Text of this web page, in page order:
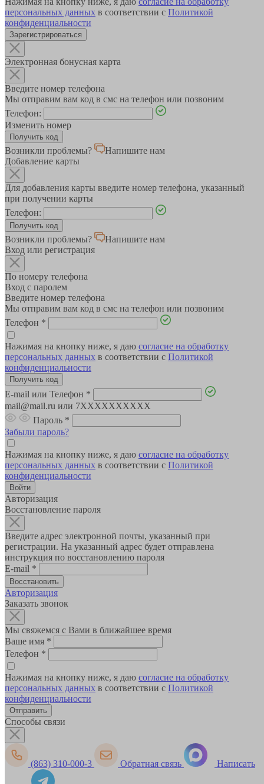
персональных данных в соответствии с Политикой
конфиденциальности
Зарегистрироваться
Электронная бонусная карта
Введите номер телефона
Мы отправим вам код в смс на телефон или позвоним
Телефон:
Изменить номер
Возникли проблемы?
Напишите нам
Добавление карты
Для добавления карты введите номер телефона, указанный
при получении карты
Телефон:
Возникли проблемы?
Напишите нам
Вход или регистрация
По номеру телефона
Вход с паролем
Введите номер телефона
Мы отправим вам код в смс на телефон или позвоним
Телефон *
Нажимая на кнопку ниже, я даю согласие на обработку
персональных данных в соответствии с Политикой
конфиденциальности
E-mail или Телефон *
mail@mail.ru или 7XXXXXXXXXX
Пароль *
Забыли пароль?
Нажимая на кнопку ниже, я даю согласие на обработку
персональных данных в соответствии с Политикой
конфиденциальности
Авторизация
Восстановление пароля
Введите адрес электронной почты, указанный при
регистрации. На указанный адрес будет отправлена
инструкция по восстановлению пароля
E-mail *
Авторизация
Заказать звонок
Мы свяжемся с Вами в ближайшее время
Ваше имя *
Телефон *
Нажимая на кнопку ниже, я даю согласие на обработку
персональных данных в соответствии с Политикой
конфиденциальности
Способы связи
(863) 310-000-3 Обратная связь Написать